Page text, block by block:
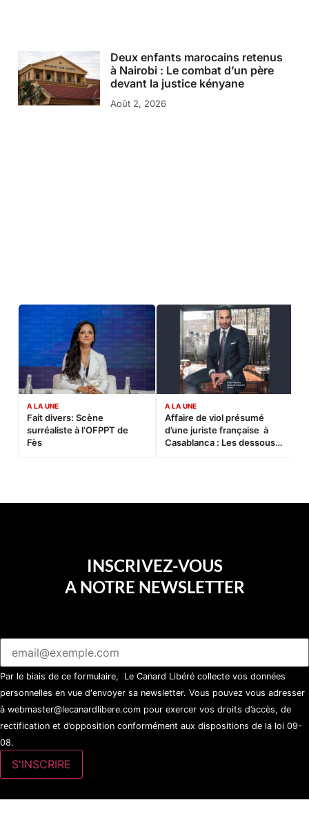
Deux enfants marocains retenus
à Nairobi : Le combat d’un père
devant la justice kényane
Août 2, 2026
A LA UNE
Fait divers: Scène
surréaliste à l’OFPPT de
Fès
A LA UNE
Affaire de viol présumé
d’une juriste française à
Casablanca : Les dessous
INSCRIVEZ-VOUS
A NOTRE NEWSLETTER
Par le biais de ce formulaire, Le Canard Libéré collecte vos données
personnelles en vue d'envoyer sa newsletter. Vous pouvez vous adresser
à webmaster@lecanardlibere.com pour exercer vos droits d’accès, de
rectification et d’opposition conformément aux dispositions de la loi 09-
08.